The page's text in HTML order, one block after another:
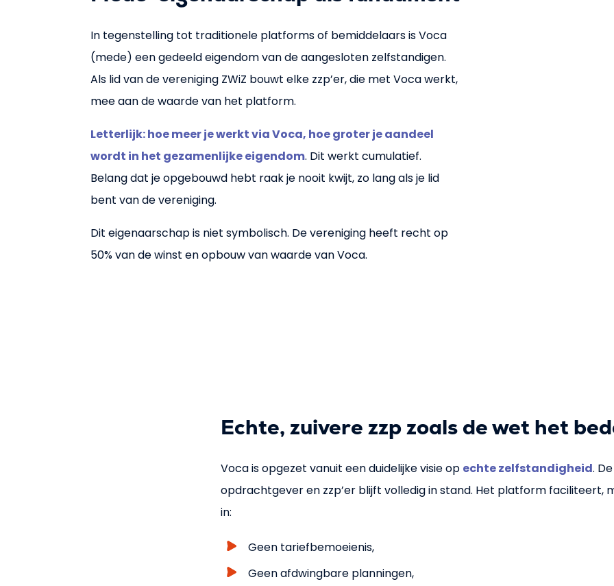
In tegenstelling tot traditionele platforms of bemiddelaars is Voca
(mede) een gedeeld eigendom van de aangesloten zelfstandigen.
Als lid van de vereniging ZWiZ bouwt elke zzp’er, die met Voca werkt,
mee aan de waarde van het platform.
Letterlijk: hoe meer je werkt via Voca, hoe groter je aandeel
wordt in het gezamenlijke eigendom. Dit werkt cumulatief.
Belang dat je opgebouwd hebt raak je nooit kwijt, zo lang als je lid
bent van de vereniging.
Dit eigenaarschap is niet symbolisch. De vereniging heeft recht op
50% van de winst en opbouw van waarde van Voca.
Echte, zuivere zzp zoals de wet het
Voca is opgezet vanuit een duidelijke visie op echte zelfstandigheid.
opdrachtgever en zzp’er blijft volledig in stand. Het platform faciliteert,
in:
Geen tariefbemoeienis,
Geen afdwingbare planningen,